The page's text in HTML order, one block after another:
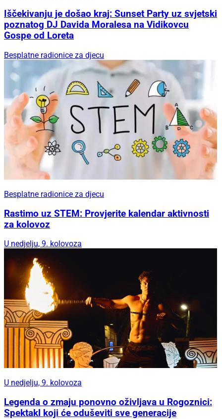
Iščekivanju je došao kraj: Sunset Party uz svjetski
poznatog DJ Davida Moralesa na Vidikovcu
Gospe od Loreta
Besplatne radionice za djecu
Besplatne radionice za djecu
Rastimo uz STEM: Provjerite kalendar aktivnosti
za kolovoz
U nedjelju, 9. kolovoza
U nedjelju, 9. kolovoza
Legenda o zmaju ponovno oživljava u Rogoznici:
Spektakl koji će oduševiti sve generacije